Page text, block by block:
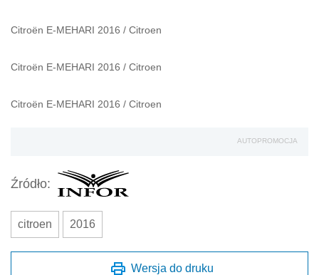
Citroën E-MEHARI 2016 / Citroen
Citroën E-MEHARI 2016 / Citroen
Citroën E-MEHARI 2016 / Citroen
AUTOPROMOCJA
Źródło:
citroen 2016
Wersja do druku